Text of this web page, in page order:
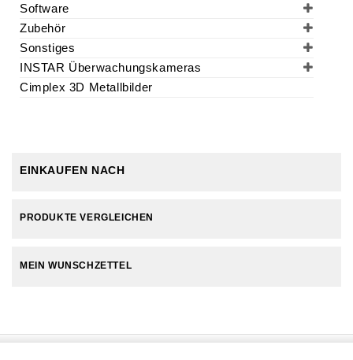
Software
Zubehör
Sonstiges
INSTAR Überwachungskameras
Cimplex 3D Metallbilder
EINKAUFEN NACH
PRODUKTE VERGLEICHEN
MEIN WUNSCHZETTEL